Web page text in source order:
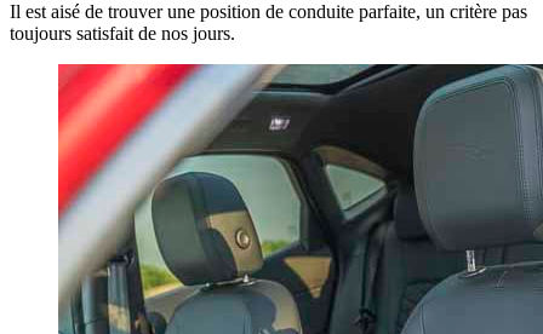
Il est aisé de trouver une position de conduite parfaite, un critère pas
toujours satisfait de nos jours.